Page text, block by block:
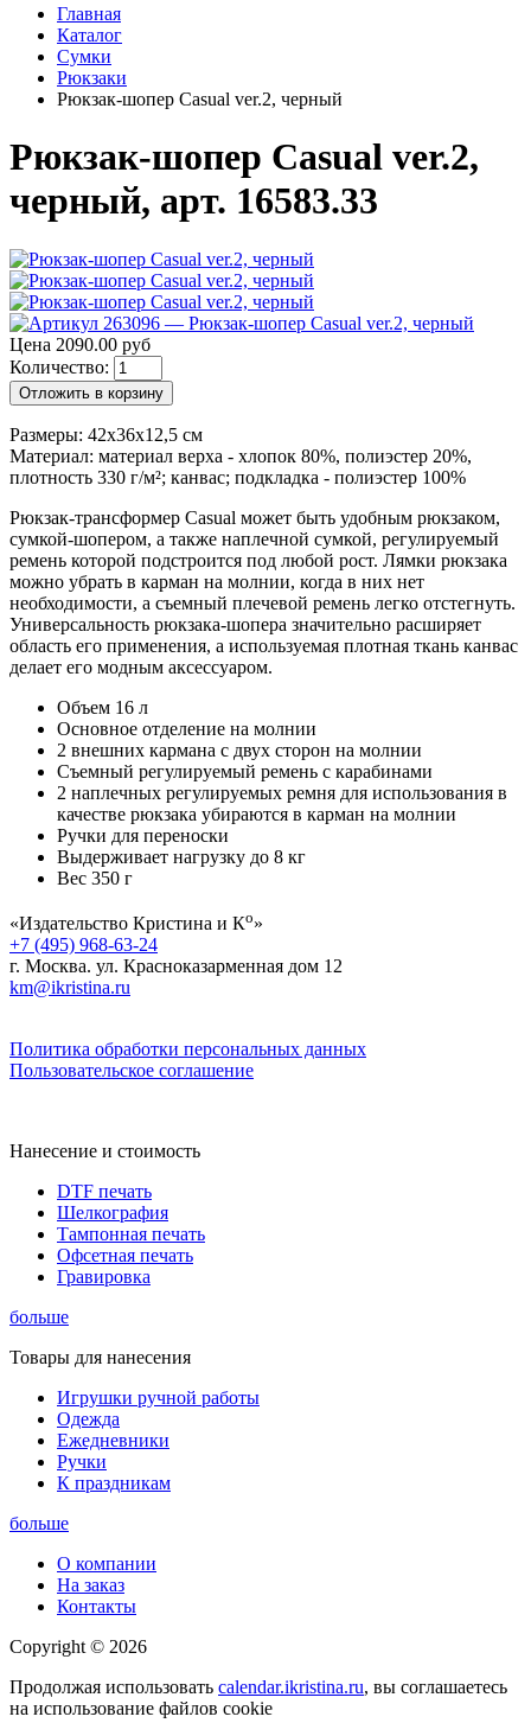
Главная
Каталог
Сумки
Рюкзаки
Рюкзак-шопер Casual ver.2, черный
Рюкзак-шопер Casual ver.2,
черный, арт. 16583.33
Цена 2090.00 руб
Количество:
Отложить в корзину
Размеры: 42x36x12,5 см
Материал: материал верха - хлопок 80%, полиэстер 20%,
плотность 330 г/м²; канвас; подкладка - полиэстер 100%
Рюкзак-трансформер Casual может быть удобным рюкзаком,
сумкой-шопером, а также наплечной сумкой, регулируемый
ремень которой подстроится под любой рост. Лямки рюкзака
можно убрать в карман на молнии, когда в них нет
необходимости, а съемный плечевой ремень легко отстегнуть.
Универсальность рюкзака-шопера значительно расширяет
область его применения, а используемая плотная ткань канвас
делает его модным аксессуаром.
Объем 16 л
Основное отделение на молнии
2 внешних кармана с двух сторон на молнии
Съемный регулируемый ремень с карабинами
2 наплечных регулируемых ремня для использования в
качестве рюкзака убираются в карман на молнии
Ручки для переноски
Выдерживает нагрузку до 8 кг
Вес 350 г
«Издательство Кристина и Ко»
+7 (495) 968-63-24
г. Москва. ул. Красноказарменная дом 12
km@ikristina.ru
Политика обработки персональных данных
Пользовательское соглашение
Нанесение и стоимость
DTF печать
Шелкография
Тампонная печать
Офсетная печать
Гравировка
больше
Товары для нанесения
Игрушки ручной работы
Одежда
Ежедневники
Ручки
К праздникам
больше
О компании
На заказ
Контакты
Copyright © 2026
Продолжая использовать calendar.ikristina.ru, вы соглашаетесь
на использование файлов cookie